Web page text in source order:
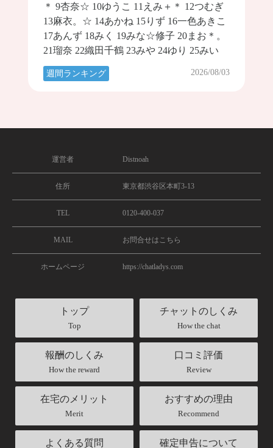
＊ 9杏奈☆ 10ゆうこ 11えみ＋＊ 12つむぎ
13麻衣。☆ 14あかね 15りず 16一色あきこ
17あんず 18みく 19みな☆修子 20まお＊。
21瑠奈 22織田千鶴 23みや 24ゆり 25みい
週間ランキング 2026/08/03
運営者 Distnoah
住所 東京都渋谷区本町3-13
TEL 0120-400-037
MAIL お問合せはこちら
ホームページ https://chatladys.com
トップ
Top
チャットのしくみ
How the chat
報酬のしくみ
How the reward
口コミ評価
Review
在宅のメリット
Merit
おすすめの理由
Recommend
よくある質問 確定申告について